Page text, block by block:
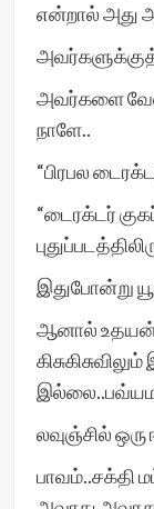
என்றால் அது
அவர்களை
நாளே..
“பிரபல
“டைரக்டர்
இதுபோன்று
ஆனால் உதயன்
லவுஞ்சில்
பாவம்..சக்தி